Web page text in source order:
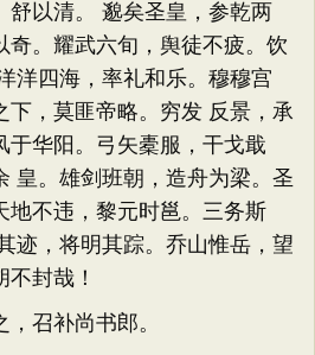
舒以清。 邈矣圣皇，参乾两
奇。耀武六旬，舆徒不疲。饮
洋四海，率礼和乐。穆穆宫
下，莫匪帝略。穷发 反景，承
于华阳。弓矢橐服，干戈戢
皇。雄剑班朝，造舟为梁。圣
地不违，黎元时邕。三务斯
迹，将明其踪。乔山惟岳，望
封哉！
召补尚书郎。